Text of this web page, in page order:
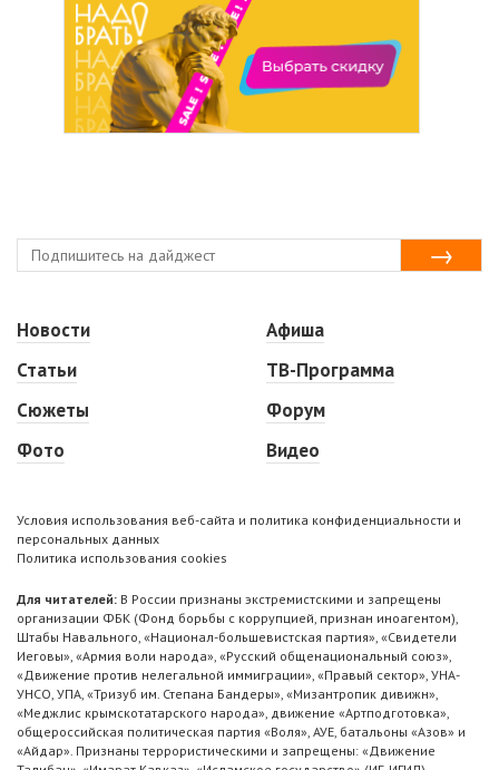
Новости
Статьи
Сюжеты
Фото
Афиша
ТВ-Программа
Форум
Видео
Условия использования веб-сайта и политика конфиденциальности и
персональных данных
Политика использования cookies
Для читателей: В России признаны экстремистскими и запрещены
организации ФБК (Фонд борьбы с коррупцией, признан иноагентом),
Штабы Навального, «Национал-большевистская партия», «Свидетели
Иеговы», «Армия воли народа», «Русский общенациональный союз»,
«Движение против нелегальной иммиграции», «Правый сектор», УНА-
УНСО, УПА, «Тризуб им. Степана Бандеры», «Мизантропик дивижн»,
«Меджлис крымскотатарского народа», движение «Артподготовка»,
общероссийская политическая партия «Воля», АУЕ, батальоны «Азов» и
«Айдар». Признаны террористическими и запрещены: «Движение